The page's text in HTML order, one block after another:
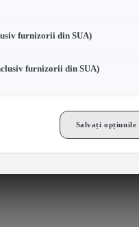
furnizorii din SUA)
furnizorii din SUA)
Salvați opțiunile